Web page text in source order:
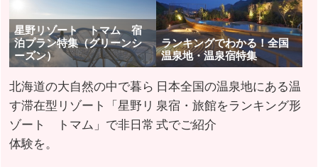
星野リゾート トマム 宿
泊プラン特集（グリーンシ
ーズン）
北海道の大自然の中で暮ら
す滞在型リゾート「星野リ
ゾート トマム」で非日常
体験を。
ランキングでわかる！全国
温泉地・温泉宿特集
日本全国の温泉地にある温
泉宿・旅館をランキング形
式でご紹介